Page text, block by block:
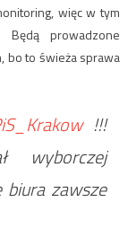
więc w tym
Będą prowadzone
bo to świeża sprawa
!!!
wyborczej
zawsze